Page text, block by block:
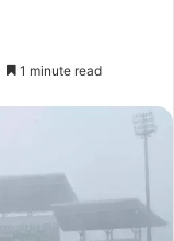
1 minute read